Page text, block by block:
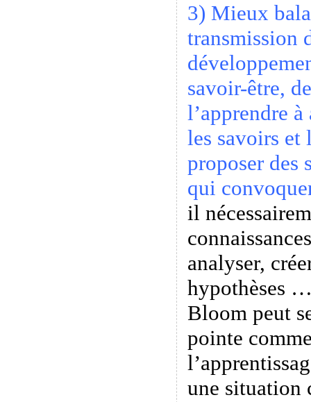
3) Mieux
transmission
savoir-être,
l’apprendre
les savoirs et
proposer des
qui
il
analyser,
hypothèses
Bloom peut
pointe
une situation